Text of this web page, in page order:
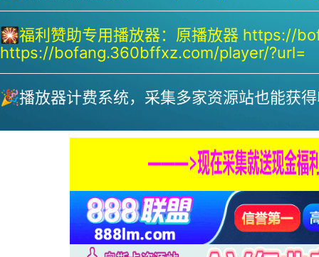
🎇福利赞助专用播放器： 原播放器 https://
https://bofang.360bffxz.com/player/?url=
🎉播放器计费系统，采集多家资源站也能获